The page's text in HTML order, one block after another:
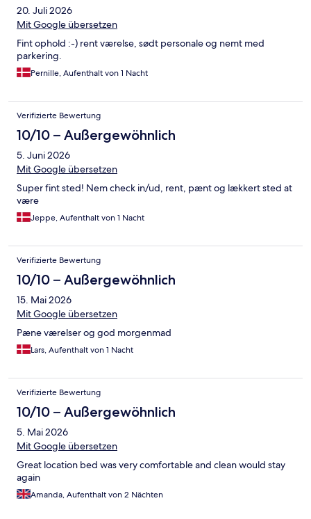
20. Juli 2026
Mit Google übersetzen
Fint ophold :-) rent værelse, sødt personale og nemt med
parkering.
Pernille, Aufenthalt von 1 Nacht
Verifizierte Bewertung
10/10 – Außergewöhnlich
5. Juni 2026
Mit Google übersetzen
Super fint sted! Nem check in/ud, rent, pænt og lækkert sted at
være
Jeppe, Aufenthalt von 1 Nacht
Verifizierte Bewertung
10/10 – Außergewöhnlich
15. Mai 2026
Mit Google übersetzen
Pæne værelser og god morgenmad
Lars, Aufenthalt von 1 Nacht
Verifizierte Bewertung
10/10 – Außergewöhnlich
5. Mai 2026
Mit Google übersetzen
Great location bed was very comfortable and clean would stay
again
Amanda, Aufenthalt von 2 Nächten